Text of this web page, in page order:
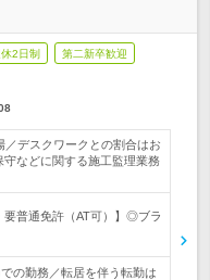
2日制 第二新卒歓迎
／デスクワークとの割合はお
などに関する施工監理業務
要普通免許（AT可）】◎ブラ
の勤務／転居を伴う転勤は